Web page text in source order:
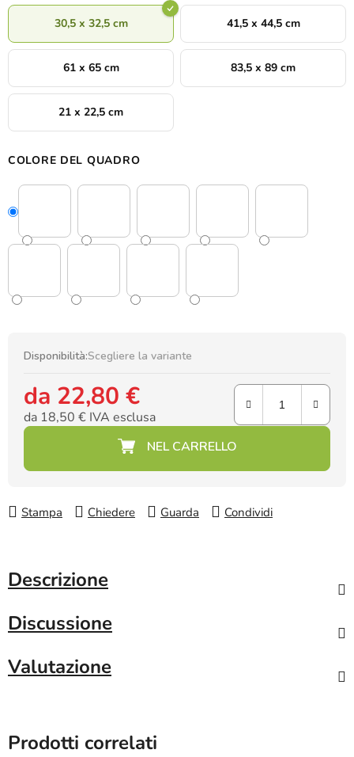
30,5 x 32,5 cm 41,5 x 44,5 cm
61 x 65 cm 83,5 x 89 cm
21 x 22,5 cm
COLORE DEL QUADRO
Disponibilità:Scegliere la variante
da 22,80 €
da 18,50 € IVA esclusa
Prezzo della misura:
Stampa Chiedere Guarda Condividi
Descrizione
Discussione
Valutazione
Prodotti correlati